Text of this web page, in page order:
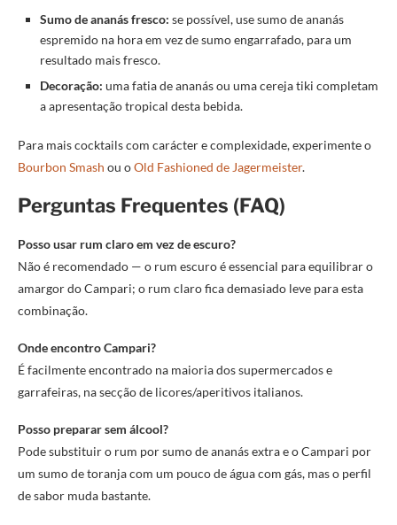
Sumo de ananás fresco: se possível, use sumo de ananás
espremido na hora em vez de sumo engarrafado, para um
resultado mais fresco.
Decoração: uma fatia de ananás ou uma cereja tiki completam
a apresentação tropical desta bebida.
Para mais cocktails com carácter e complexidade, experimente o
Bourbon Smash ou oOld Fashioned de Jagermeister.
Perguntas Frequentes (FAQ)
Posso usar rum claro em vez de escuro?
Não é recomendado — o rum escuro é essencial para equilibrar o
amargor do Campari; o rum claro fica demasiado leve para esta
combinação.
Onde encontro Campari?
É facilmente encontrado na maioria dos supermercados e
garrafeiras, na secção de licores/aperitivos italianos.
Posso preparar sem álcool?
Pode substituir o rum por sumo de ananás extra e o Campari por
um sumo de toranja com um pouco de água com gás, mas o perfil
de sabor muda bastante.